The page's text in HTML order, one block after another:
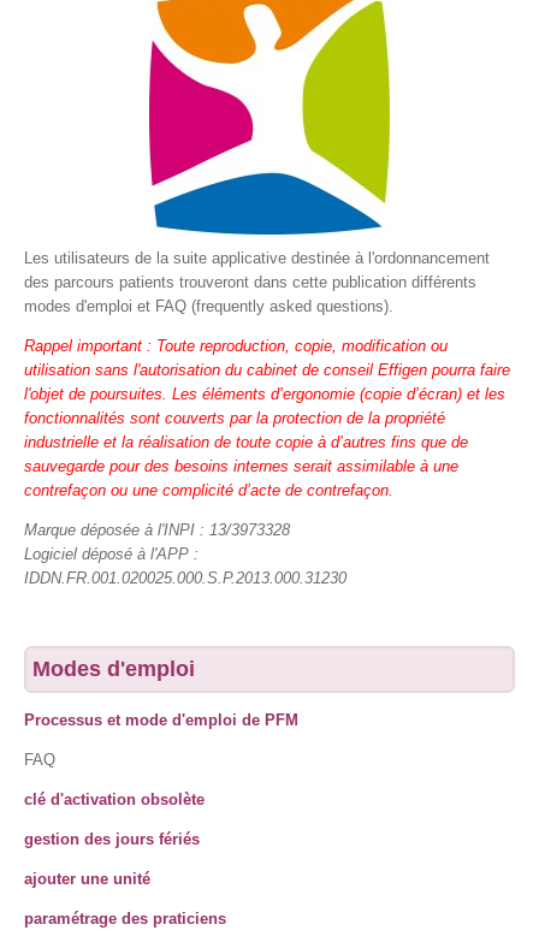
Les utilisateurs de la suite applicative destinée à l'ordonnancement
des parcours patients trouveront dans cette publication différents
modes d'emploi et FAQ (frequently asked questions).
Rappel important : Toute reproduction, copie, modification ou
utilisation sans l'autorisation du cabinet de conseil Effigen pourra faire
l'objet de poursuites. Les éléments d’ergonomie (copie d’écran) et les
fonctionnalités sont couverts par la protection de la propriété
industrielle et la réalisation de toute copie à d’autres fins que de
sauvegarde pour des besoins internes serait assimilable à une
contrefaçon ou une complicité d’acte de contrefaçon.
Marque déposée à l'INPI : 13/3973328
Logiciel déposé à l'APP :
IDDN.FR.001.020025.000.S.P.2013.000.31230
Modes d'emploi
Processus et mode d'emploi de PFM
FAQ
clé d'activation obsolète
gestion des jours fériés
ajouter une unité
paramétrage des praticiens